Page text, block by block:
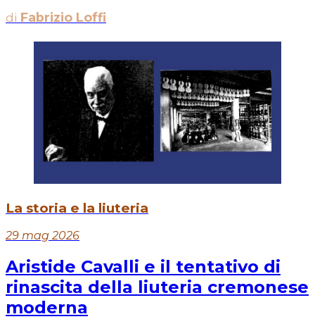
di Fabrizio Loffi
La storia e la liuteria
29 mag 2026
Aristide Cavalli e il tentativo di
rinascita della liuteria cremonese
moderna